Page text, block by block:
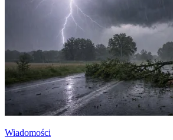
Wiadomości